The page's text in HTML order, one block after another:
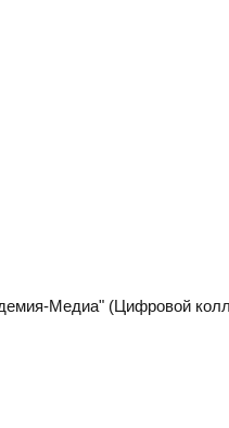
Медиа" (Цифровой